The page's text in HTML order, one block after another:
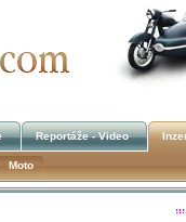
Reportáže - Video
Moto